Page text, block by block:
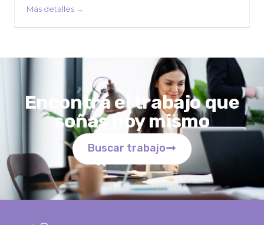
Más detalles
Encontrá el trabajo que
soñas hoy mismo
Buscar trabajo